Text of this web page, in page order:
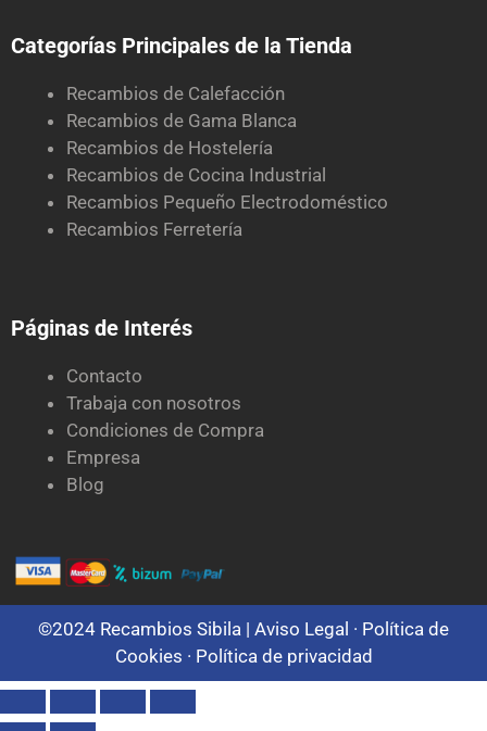
Categorías Principales de la Tienda
Recambios de Calefacción
Recambios de Gama Blanca
Recambios de Hostelería
Recambios de Cocina Industrial
Recambios Pequeño Electrodoméstico
Recambios Ferretería
Páginas de Interés
Contacto
Trabaja con nosotros
Condiciones de Compra
Empresa
Blog
©2024 Recambios Sibila | Aviso Legal · Política de
Cookies · Política de privacidad